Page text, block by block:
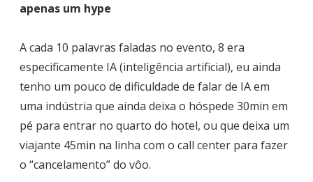
apenas um hype
A cada 10 palavras faladas no evento, 8 era
especificamente IA (inteligência artificial), eu ainda
tenho um pouco de dificuldade de falar de IA em
uma indústria que ainda deixa o hóspede 30min em
pé para entrar no quarto do hotel, ou que deixa um
viajante 45min na linha com o call center para fazer
o “cancelamento” do vôo.